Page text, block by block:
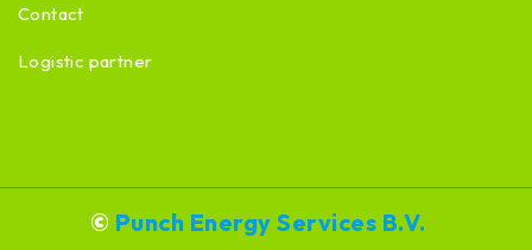
Contact
Logistic partner
© Punch Energy Services B.V.